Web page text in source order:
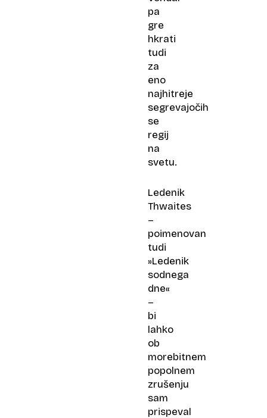
pa
gre
hkrati
tudi
za
eno
najhitreje
segrevajočih
se
regij
na
svetu.
Ledenik
Thwaites
–
poimenovan
tudi
»Ledenik
sodnega
dne«
–
bi
lahko
ob
morebitnem
popolnem
zrušenju
sam
prispeval